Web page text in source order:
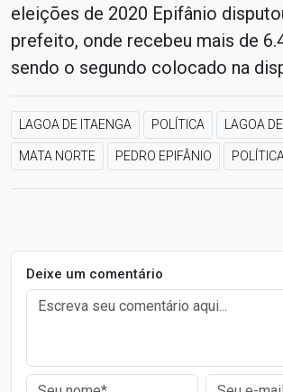
eleições de 2020 Epifânio
prefeito, onde recebeu mais de
sendo o segundo colocado na
LAGOA DE ITAENGA POLÍTICA LAGOA
MATA NORTE PEDRO EPIFÂNIO POLÍTICA
Deixe um comentário